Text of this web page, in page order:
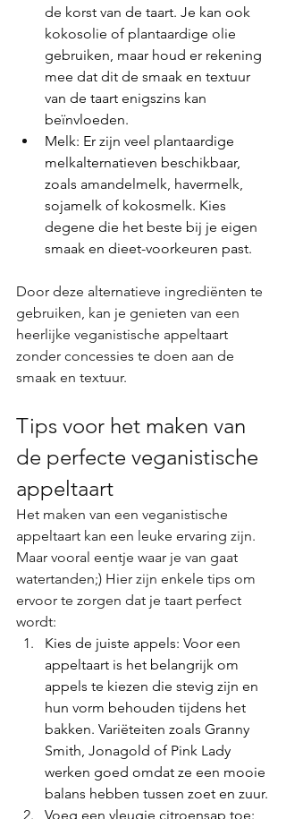
de korst van de taart. Je kan ook
kokosolie of plantaardige olie
gebruiken, maar houd er rekening
mee dat dit de smaak en textuur
van de taart enigszins kan
beïnvloeden.
Melk: Er zijn veel plantaardige
melkalternatieven beschikbaar,
zoals amandelmelk, havermelk,
sojamelk of kokosmelk. Kies
degene die het beste bij je eigen
smaak en dieet-voorkeuren past.
Door deze alternatieve ingrediënten te
gebruiken, kan je genieten van een
heerlijke veganistische appeltaart
zonder concessies te doen aan de
smaak en textuur.
Tips voor het maken van
de perfecte veganistische
appeltaart
Het maken van een veganistische
appeltaart kan een leuke ervaring zijn.
Maar vooral eentje waar je van gaat
watertanden;) Hier zijn enkele tips om
ervoor te zorgen dat je taart perfect
wordt:
Kies de juiste appels: Voor een
appeltaart is het belangrijk om
appels te kiezen die stevig zijn en
hun vorm behouden tijdens het
bakken. Variëteiten zoals Granny
Smith, Jonagold of Pink Lady
werken goed omdat ze een mooie
balans hebben tussen zoet en zuur.
Voeg een vleugje citroensap toe: